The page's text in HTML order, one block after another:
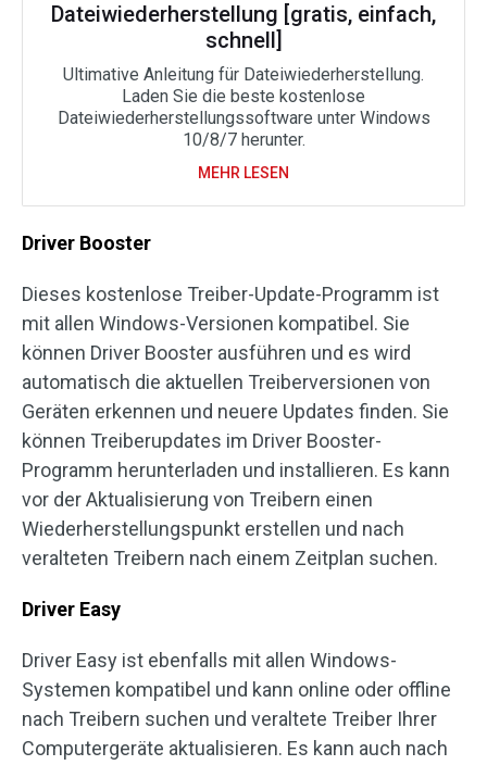
Dateiwiederherstellung [gratis, einfach,
schnell]
Ultimative Anleitung für Dateiwiederherstellung.
Laden Sie die beste kostenlose
Dateiwiederherstellungssoftware unter Windows
10/8/7 herunter.
MEHR LESEN
Driver Booster
Dieses kostenlose Treiber-Update-Programm ist
mit allen Windows-Versionen kompatibel. Sie
können Driver Booster ausführen und es wird
automatisch die aktuellen Treiberversionen von
Geräten erkennen und neuere Updates finden. Sie
können Treiberupdates im Driver Booster-
Programm herunterladen und installieren. Es kann
vor der Aktualisierung von Treibern einen
Wiederherstellungspunkt erstellen und nach
veralteten Treibern nach einem Zeitplan suchen.
Driver Easy
Driver Easy ist ebenfalls mit allen Windows-
Systemen kompatibel und kann online oder offline
nach Treibern suchen und veraltete Treiber Ihrer
Computergeräte aktualisieren. Es kann auch nach